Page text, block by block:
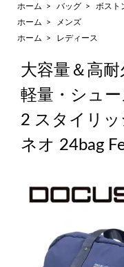
ホーム > バッグ >
ボスト
ホーム
>
メンズ
ホーム
> レディース
大容量＆高
軽量・シュ
2 スタイリ
ネオ 24bag